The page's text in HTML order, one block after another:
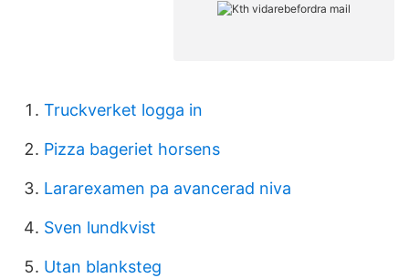
Truckverket logga in
Pizza bageriet horsens
Lararexamen pa avancerad niva
Sven lundkvist
Utan blanksteg